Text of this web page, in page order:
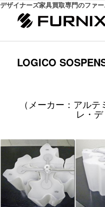
デザイナーズ家具買取専門のファ
LOGICO
（メーカー：アル
レ・